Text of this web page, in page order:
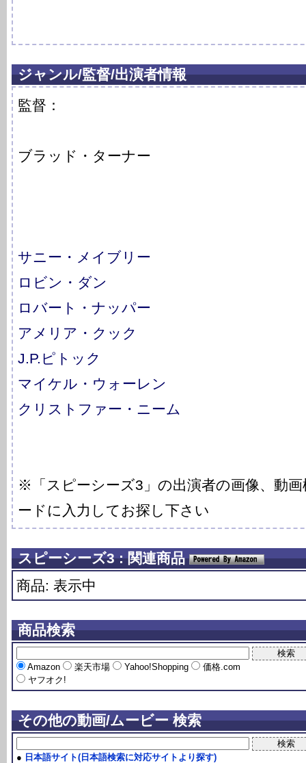
ジャンル/監督/出演者情報
監督：
ブラッド・ターナー
サニー・メイブリー
ロビン・ダン
ロバート・ナッパー
アメリア・クック
J.P.ピトック
マイケル・ウォーレン
クリストファー・ニーム
※「スピーシーズ3」の出演者の画像、動
ードに入力してお探し下さい
スピーシーズ3 : 関連商品
商品: 表示中
商品検索
Amazon 楽天市場 Yahoo!Shopping
価格.com
ヤフオク!
その他の動画/ムービー 検索
● 日本語サイト(日本語検索に対応サイトより探す)